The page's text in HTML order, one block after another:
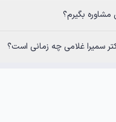
مشاوره بگیرم؟
سمیرا غلامی چه زمانی است؟